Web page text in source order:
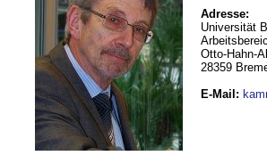
Adresse:
Universität
Otto-Hahn-
28359
E-Mail :